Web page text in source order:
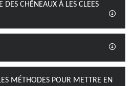
CHÊNEAUX À LES CLEES
MÉTHODES POUR METTRE EN